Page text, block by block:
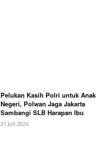
Pelukan Kasih Polri untuk Anak
Negeri, Polwan Jaga Jakarta
Sambangi SLB Harapan Ibu
31 Juli 2026